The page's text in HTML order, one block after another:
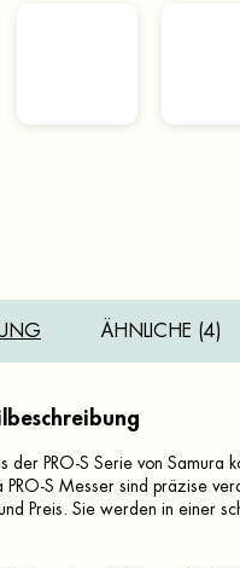
ÄHNLICHE (4)
der PRO-S Serie von Samura
PRO-S Messer sind präzise
Preis. Sie werden in einer